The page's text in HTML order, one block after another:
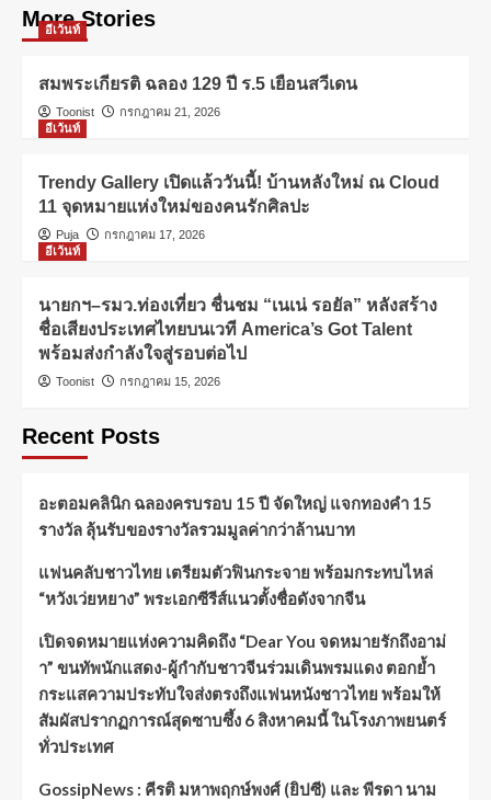
More Stories
อีเว้นท์
สมพระเกียรติ ฉลอง 129 ปี ร.5 เยือนสวีเดน
Toonist
กรกฎาคม 21, 2026
อีเว้นท์
Trendy Gallery เปิดแล้ววันนี้! บ้านหลังใหม่ ณ Cloud
11 จุดหมายแห่งใหม่ของคนรักศิลปะ
Puja
กรกฎาคม 17, 2026
อีเว้นท์
นายกฯ–รมว.ท่องเที่ยว ชื่นชม “เนเน่ รอยัล” หลังสร้าง
ชื่อเสียงประเทศไทยบนเวที America’s Got Talent
พร้อมส่งกำลังใจสู่รอบต่อไป
Toonist กรกฎาคม 15, 2026
Recent Posts
อะตอมคลินิก ฉลองครบรอบ 15 ปี จัดใหญ่ แจกทองคำ 15
รางวัล ลุ้นรับของรางวัลรวมมูลค่ากว่าล้านบาท
แฟนคลับชาวไทย เตรียมตัวฟินกระจาย พร้อมกระทบไหล่
“หวังเว่ยหยาง” พระเอกซีรีส์แนวตั้งชื่อดังจากจีน
เปิดจดหมายแห่งความคิดถึง “Dear You จดหมายรักถึงอาม่
า” ขนทัพนักแสดง-ผู้กำกับชาวจีนร่วมเดินพรมแดง ตอกย้ำ
กระแสความประทับใจส่งตรงถึงแฟนหนังชาวไทย พร้อมให้
สัมผัสปรากฏการณ์สุดซาบซึ้ง 6 สิงหาคมนี้ ในโรงภาพยนตร์
ทั่วประเทศ
GossipNews : คีรติ มหาพฤกษ์พงศ์ (ยิปซี) และ พีรดา นาม